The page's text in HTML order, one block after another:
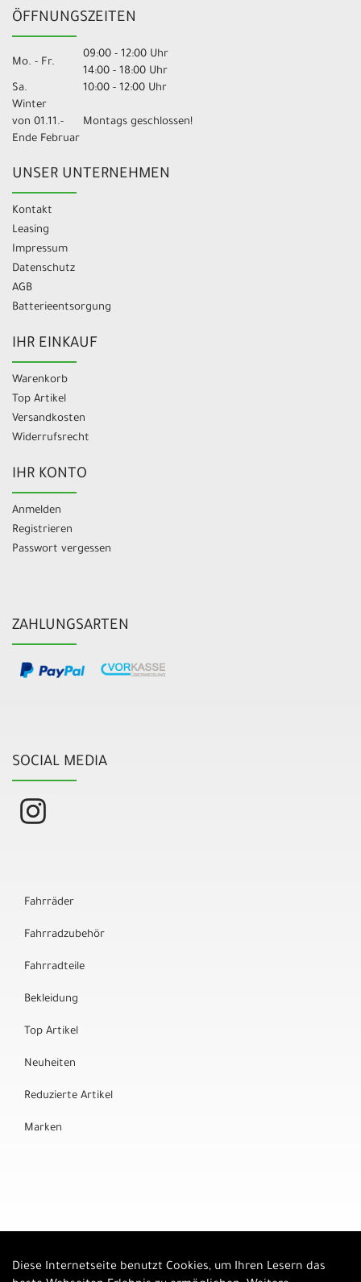
ÖFFNUNGSZEITEN
Mo. - Fr.
09:00 - 12:00 Uhr
14:00 - 18:00 Uhr
Sa.
10:00 - 12:00 Uhr
Winter
von 01.11.-
Ende Februar
Montags geschlossen!
UNSER UNTERNEHMEN
Kontakt
Leasing
Impressum
Datenschutz
AGB
Batterieentsorgung
IHR EINKAUF
Warenkorb
Top Artikel
Versandkosten
Widerrufsrecht
IHR KONTO
Anmelden
Registrieren
Passwort vergessen
ZAHLUNGSARTEN
SOCIAL MEDIA
Fahrräder
Fahrradzubehör
Fahrradteile
Bekleidung
Top Artikel
Neuheiten
Reduzierte Artikel
Marken
Diese Internetseite benutzt Cookies, um Ihren Lesern das
Auftrag widerrufen